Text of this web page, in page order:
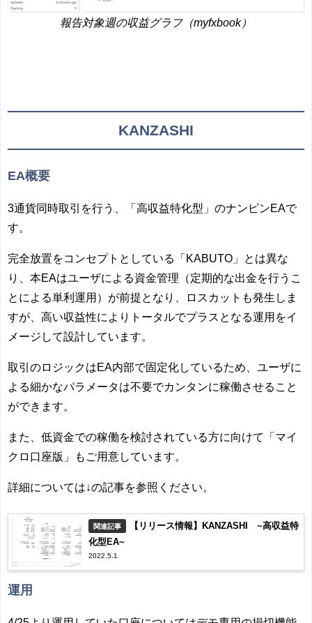
報告対象週の収益グラフ（myfxbook）
KANZASHI
EA概要
3通貨同時取引を行う、「高収益特化型」のナンピンEAで
す。
完全放置をコンセプトとしている「KABUTO」とは異な
り、本EAはユーザによる資金管理（定期的な出金を行うこ
とによる単利運用）が前提となり、ロスカットも発生しま
すが、高い収益性によりトータルでプラスとなる運用をイ
メージして設計しています。
取引のロジックはEA内部で固定化しているため、ユーザに
よる細かなパラメータは不要でカンタンに稼働させること
ができます。
また、低資金での稼働を検討されている方に向けて「マイ
クロ口座版」もご用意しています。
詳細については↓の記事を参照ください。
関連記事
【リリース情報】KANZASHI ~高収益特
化型EA~
2022.5.1
運用